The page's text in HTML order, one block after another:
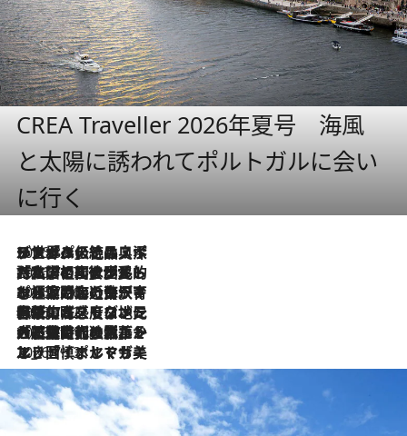
CREA Traveller 2026年夏号 海風
と太陽に誘われてポルトガルに会い
に行く
2026.8.8
リスボンの絶品スイーツ「パステル・デ・ナタ」とは？ポルトガル伝統の奥深い世界へ
2026.7.27
「私の祖国はポルトガル語です」国民的詩人フェルナンド・ペソアと、彼が愛した文学の街を歩く
2026.7.26
ポルトガル近海が育む極上の海の幸。キリリと冷えた白ワインと愉しむ、シーフード専門店の贅沢
2026.7.22
伝統の味をモダンに昇華。高感度な地元客が集う、リスボンの最旬ガストロノミー
2026.7.21
大航海時代の栄華から、震災、独裁、そして革命へ。ポルトガル・首都リスボンの石畳に刻まれた「歴史の光と影」
2026.7.13
エッセイ・ヤマザキマリ「慎ましくも美しき国 ポルトガル」